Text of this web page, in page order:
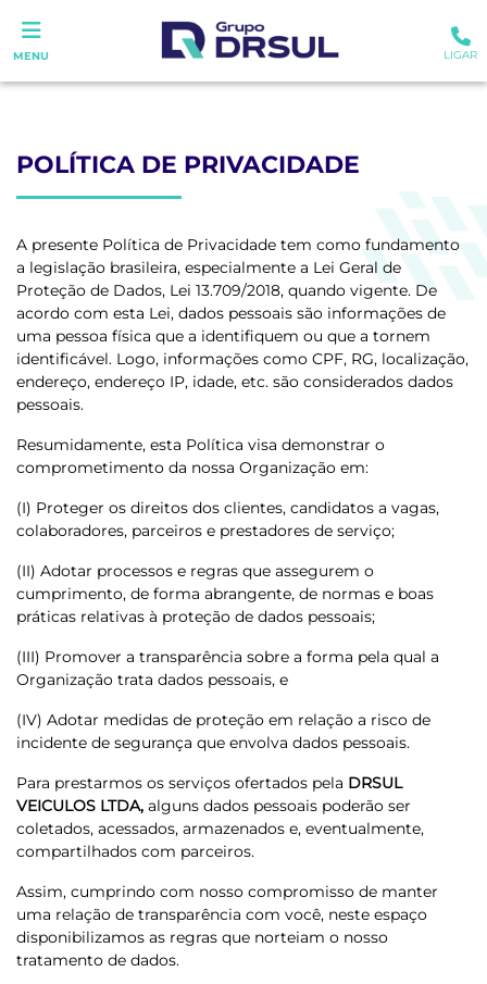
MENU LIGAR
POLÍTICA DE PRIVACIDADE
A presente Política de Privacidade tem como fundamento
a legislação brasileira, especialmente a Lei Geral de
Proteção de Dados, Lei 13.709/2018, quando vigente. De
acordo com esta Lei, dados pessoais são informações de
uma pessoa física que a identifiquem ou que a tornem
identificável. Logo, informações como CPF, RG, localização,
endereço, endereço IP, idade, etc. são considerados dados
pessoais.
Resumidamente, esta Política visa demonstrar o
comprometimento da nossa Organização em:
(I) Proteger os direitos dos clientes, candidatos a vagas,
colaboradores, parceiros e prestadores de serviço;
(II) Adotar processos e regras que assegurem o
cumprimento, de forma abrangente, de normas e boas
práticas relativas à proteção de dados pessoais;
(III) Promover a transparência sobre a forma pela qual a
Organização trata dados pessoais, e
(IV) Adotar medidas de proteção em relação a risco de
incidente de segurança que envolva dados pessoais.
Para prestarmos os serviços ofertados pela DRSUL
VEICULOS LTDA, alguns dados pessoais poderão ser
coletados, acessados, armazenados e, eventualmente,
compartilhados com parceiros.
Assim, cumprindo com nosso compromisso de manter
uma relação de transparência com você, neste espaço
disponibilizamos as regras que norteiam o nosso
tratamento de dados.